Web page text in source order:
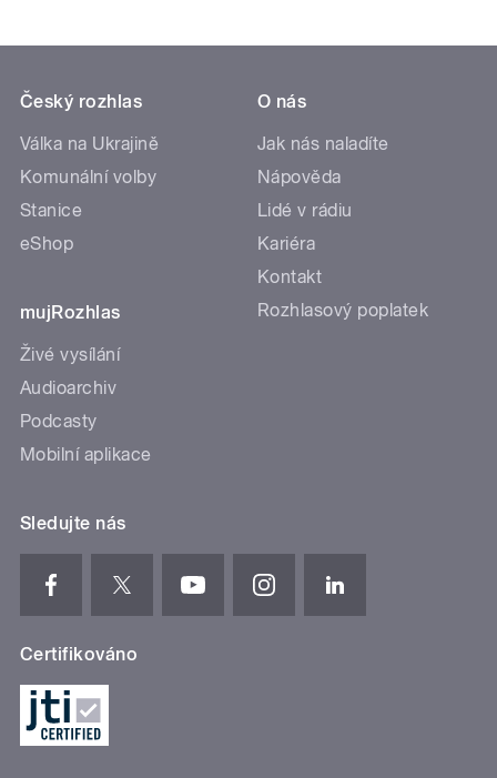
Český rozhlas
Válka na Ukrajině
Komunální volby
Stanice
eShop
mujRozhlas
Živé vysílání
Audioarchiv
Podcasty
Mobilní aplikace
O nás
Jak nás naladíte
Nápověda
Lidé v rádiu
Kariéra
Kontakt
Rozhlasový poplatek
Sledujte nás
Certifikováno